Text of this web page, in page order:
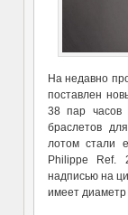
На недавно
поставлен
38 пар часов
браслетов
лотом стали
Philippe Ref.
надписью на
имеет